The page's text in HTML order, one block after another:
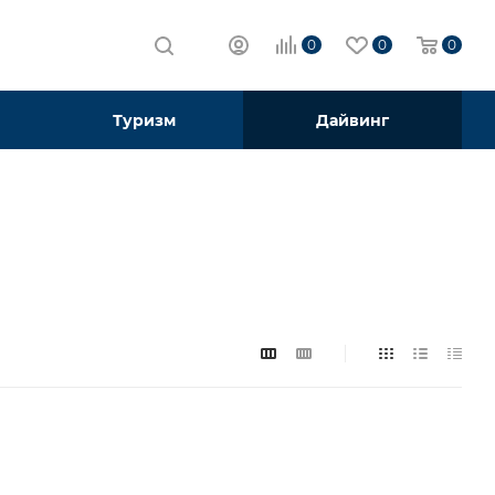
0 0 0
Туризм Дайвинг